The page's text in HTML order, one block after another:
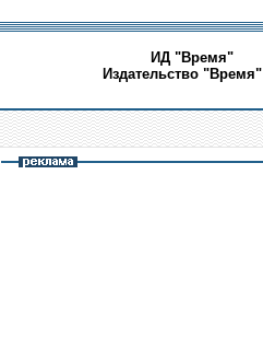
ИД "Время"
Издательство "Время"